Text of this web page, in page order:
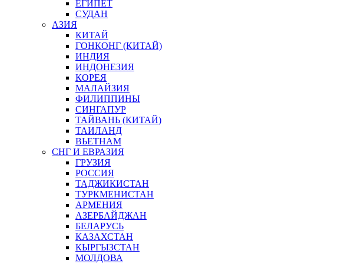
ЕГИПЕТ
СУДАН
АЗИЯ
КИТАЙ
ГОНКОНГ (КИТАЙ)
ИНДИЯ
ИНДОНЕЗИЯ
КОРЕЯ
МАЛАЙЗИЯ
ФИЛИППИНЫ
СИНГАПУР
ТАЙВАНЬ (КИТАЙ)
ТАИЛАНД
ВЬЕТНАМ
СНГ И ЕВРАЗИЯ
ГРУЗИЯ
РОССИЯ
ТАДЖИКИСТАН
ТУРКМЕНИСТАН
АРМЕНИЯ
АЗЕРБАЙДЖАН
БЕЛАРУСЬ
КАЗАХСТАН
КЫРГЫЗСТАН
МОЛДОВА